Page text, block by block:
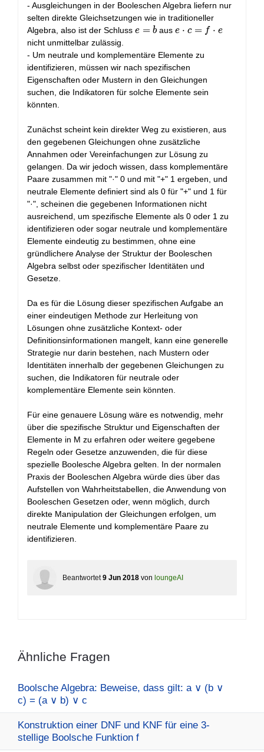
· (f
+
c))
- Ausgleichungen in der Booleschen Algebra liefern nur
selten direkte Gleichsetzungen wie in traditioneller
Algebra, also ist der Schluss e
b
e = bause
c = f
\cdot
e
e ⋅ c = f ⋅ e
nicht unmittelbar zulässig.
- Um neutrale und komplementäre Elemente zu
identifizieren, müssen wir nach spezifischen
Eigenschaften oder Mustern in den Gleichungen
suchen, die Indikatoren für solche Elemente sein
könnten.
Zunächst scheint kein direkter Weg zu existieren, aus
den gegebenen Gleichungen ohne zusätzliche
Annahmen oder Vereinfachungen zur Lösung zu
gelangen. Da wir jedoch wissen, dass komplementäre
Paare zusammen mit "·" 0 und mit "+" 1 ergeben, und
neutrale Elemente definiert sind als 0 für "+" und 1 für
"·", scheinen die gegebenen Informationen nicht
ausreichend, um spezifische Elemente als 0 oder 1 zu
identifizieren oder sogar neutrale und komplementäre
Elemente eindeutig zu bestimmen, ohne eine
gründlichere Analyse der Struktur der Booleschen
Algebra selbst oder spezifischer Identitäten und
Gesetze.
Da es für die Lösung dieser spezifischen Aufgabe an
einer eindeutigen Methode zur Herleitung von
Lösungen ohne zusätzliche Kontext- oder
Definitionsinformationen mangelt, kann eine generelle
Strategie nur darin bestehen, nach Mustern oder
Identitäten innerhalb der gegebenen Gleichungen zu
suchen, die Indikatoren für neutrale oder
komplementäre Elemente sein könnten.
Für eine genauere Lösung wäre es notwendig, mehr
über die spezifische Struktur und Eigenschaften der
Elemente in M zu erfahren oder weitere gegebene
Regeln oder Gesetze anzuwenden, die für diese
spezielle Boolesche Algebra gelten. In der normalen
Praxis der Booleschen Algebra würde dies über das
Aufstellen von Wahrheitstabellen, die Anwendung von
Booleschen Gesetzen oder, wenn möglich, durch
direkte Manipulation der Gleichungen erfolgen, um
neutrale Elemente und komplementäre Paare zu
identifizieren.
Beantwortet 9 Jun 2018 von loungeAI
Ähnliche Fragen
Boolsche Algebra: Beweise, dass gilt: a ∨ (b ∨
c) = (a ∨ b) ∨ c
Konstruktion einer DNF und KNF für eine 3-
stellige Boolsche Funktion f